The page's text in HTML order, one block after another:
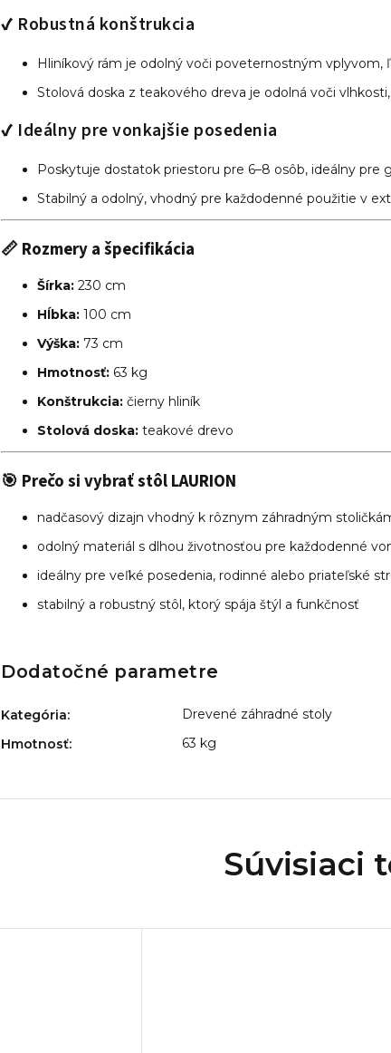
✔ Robustná konštrukcia
Hliníkový rám je odolný voči poveternostným vplyvom,
Stolová doska z teakového dreva je odolná voči
✔ Ideálny pre vonkajšie posedenia
Poskytuje dostatok priestoru pre 6–8 osôb, ideálny pre
Stabilný a odolný, vhodný pre každodenné použitie v
📏Rozmery a špecifikácia
Šírka: 230 cm
Hĺbka: 100 cm
Výška: 73 cm
Hmotnosť: 63 kg
Konštrukcia: čierny hliník
Stolová doska: teakové drevo
🎯 Prečo si vybrať stôl LAURION
nadčasový dizajn vhodný k rôznym záhradným
odolný materiál s dlhou životnosťou pre každodenné
ideálny pre veľké posedenia, rodinné alebo priateľské
stabilný a robustný stôl, ktorý spája štýl a funkčnosť
Dodatočné parametre
Kategória:
Drevené záhradné stoly
Hmotnosť: 63 kg
Súvisiaci